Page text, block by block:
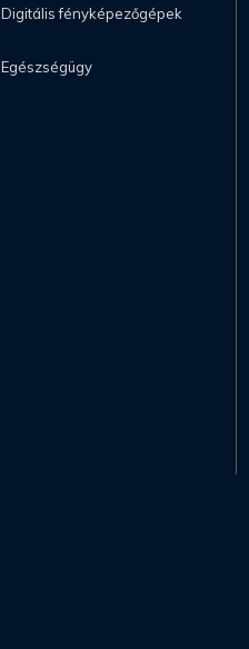
Digitális fényképezőgépek
Egészségügy